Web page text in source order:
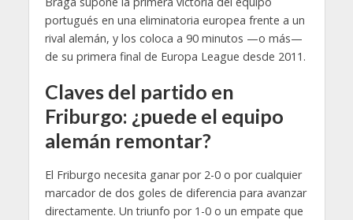
portugués en una eliminatoria europea frente a un
rival alemán, y los coloca a 90 minutos —o más—
de su primera final de Europa League desde 2011.
Claves del partido en
Friburgo: ¿puede el equipo
alemán remontar?
El Friburgo necesita ganar por 2-0 o por cualquier
marcador de dos goles de diferencia para avanzar
directamente. Un triunfo por 1-0 o un empate que